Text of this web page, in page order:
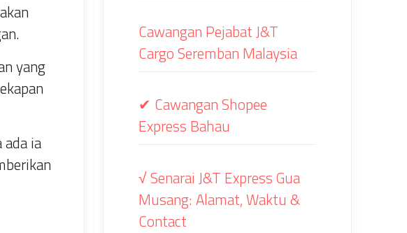
yang
ia
Cawangan Pejabat J&T
Cargo Seremban Malaysia
✔ Cawangan Shopee
Express Bahau
√ Senarai J&T Express Gua
Musang: Alamat, Waktu &
Contact